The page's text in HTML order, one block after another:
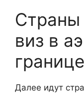
Страны
виз в
границе
Далее идут